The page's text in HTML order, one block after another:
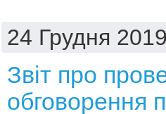
24 Грудня 2019
Звіт про
обговорення